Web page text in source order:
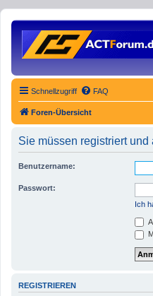
Schnellzugriff FAQ
Foren-Übersicht
Sie müssen registriert
Benutzername:
Passwort:
Ich
REGISTRIEREN